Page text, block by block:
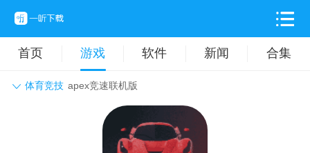
首页 游戏 软件 新闻 合集
体育竞技 apex竞速联机版
动作格斗 休闲益智
卡牌对战 音乐舞蹈